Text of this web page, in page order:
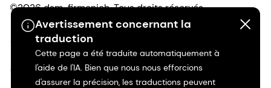
Avertissement concernant la
traduction
Cette page a été traduite automatiquement à
l'aide de l'IA. Bien que nous nous efforcions
d'assurer la précision, les traductions peuvent
©2026 dsm-firmenich. Tous droits réservés.
Avis de confidentialité
Conditions d'utilisation